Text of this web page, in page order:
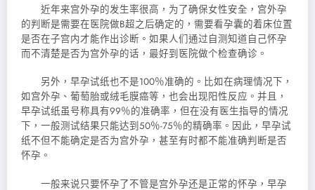
近年来宫外孕的发生率很高，为了确保女性安全，宫外孕
的判断是需要在医院做B超之后确定的，需要看孕囊的着床位置
是否在子宫内才能作出诊断。如果人们通过自测知道自己怀孕
而不清楚是否为宫外孕的话，最好到医院做个检查确诊。
另外，早孕试纸也不是100％准确的。比如在病理情况下，
如宫外孕、葡萄胎或绒毛膜癌等，也会出现阳性反应。并且，
早孕试纸虽号称具有99％的准确率，但在没有医生指导的情况
下，一般测试结果只能达到50％-75％的精确率。因此，早孕试
纸不但不能确定是否为宫外孕，甚至有时都不能准确判断是否
怀孕。
一般来说只要怀孕了不管是宫外孕还是正常的怀孕，早孕